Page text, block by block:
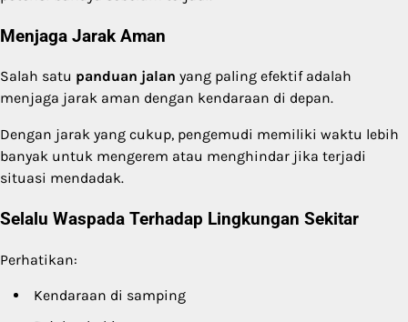
Menjaga Jarak Aman
Salah satu panduan jalan yang paling efektif adalah
menjaga jarak aman dengan kendaraan di depan.
Dengan jarak yang cukup, pengemudi memiliki waktu lebih
banyak untuk mengerem atau menghindar jika terjadi
situasi mendadak.
Selalu Waspada Terhadap Lingkungan Sekitar
Perhatikan:
Kendaraan di samping